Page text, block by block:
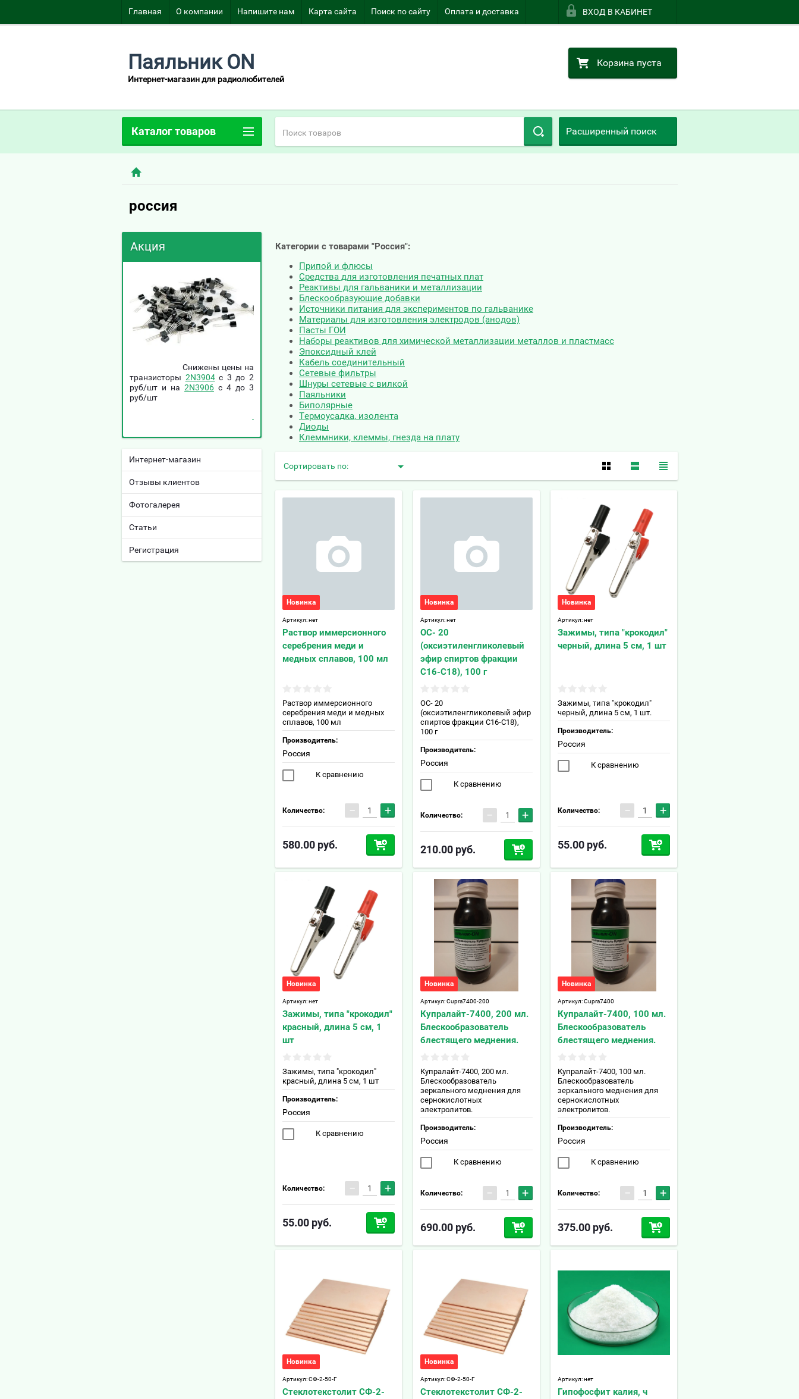
Главная О компании Напишите нам Карта сайта Поиск по сайту Оплата и доставка ВХОД В КАБИНЕТ
Паяльник ON
Интернет-магазин для радиолюбителей
Корзина пуста
Расширенный поиск
россия
Категории с товарами "Россия":
Припой и флюсы
Средства для изготовления печатных плат
Реактивы для гальваники и металлизации
Блескообразующие добавки
Источники питания для экспериментов по гальванике
Материалы для изготовления электродов (анодов)
Пасты ГОИ
Наборы реактивов для химической металлизации металлов и пластмасс
Эпоксидный клей
Кабель соединительный
Сетевые фильтры
Шнуры сетевые с вилкой
Паяльники
Биполярные
Термоусадка, изолента
Диоды
Клеммники, клеммы, гнезда на плату
Сортировать по:
Новинка
Артикул:нет
Раствор иммерсионного
серебрения меди и
медных сплавов, 100 мл
Раствор иммерсионного
серебрения меди и медных
сплавов, 100 мл
Производитель:
Россия
К сравнению
Количество: − +
580.00 руб.
Новинка
Артикул:нет
ОС- 20
(оксиэтиленгликолевый
эфир спиртов фракции
С16-С18), 100 г
ОС- 20
(оксиэтиленгликолевый эфир
спиртов фракции С16-С18),
100 г
Производитель:
Россия
К сравнению
Количество: − +
210.00руб.
Новинка
Артикул:нет
Зажимы, типа "крокодил"
черный, длина 5 см, 1 шт
Зажимы, типа "крокодил"
черный, длина 5 см, 1 шт.
Производитель:
Россия
К сравнению
Количество: − +
55.00 руб.
Новинка
Артикул:нет
Зажимы, типа "крокодил"
красный, длина 5 см, 1
шт
Зажимы, типа "крокодил"
красный, длина 5 см, 1 шт
Производитель:
Россия
К сравнению
Количество: − +
55.00 руб.
Новинка
Артикул:Cupra7400-200
Купралайт-7400, 200 мл.
Блескообразователь
блестящего меднения.
Купралайт-7400, 200 мл.
Блескообразователь
зеркального меднения для
сернокислотных
электролитов.
Производитель:
Россия
К сравнению
Количество: − +
690.00руб.
Новинка
Артикул:Cupra7400
Купралайт-7400, 100 мл.
Блескообразователь
блестящего меднения.
Купралайт-7400, 100 мл.
Блескообразователь
зеркального меднения для
сернокислотных
электролитов.
Производитель:
Россия
К сравнению
Количество: − +
375.00 руб.
Новинка
Артикул:СФ-2-50-Г
Стеклотекстолит СФ-2-
Новинка
Артикул:СФ-2-50-Г
Стеклотекстолит СФ-2-
Артикул:нет
Гипофосфит калия, ч
Каталог товаров
Акция
Снижены цены на
транзисторы 2N3904c 3 до 2
руб/шт и на 2N3906 c 4 до 3
руб/шт
Интернет-магазин
Отзывы клиентов
Фотогалерея
Статьи
Регистрация